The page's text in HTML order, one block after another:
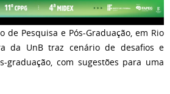
de Pesquisa e Pós-Graduação, em Rio
da UnB traz cenário de desafios e
graduação, com sugestões para uma